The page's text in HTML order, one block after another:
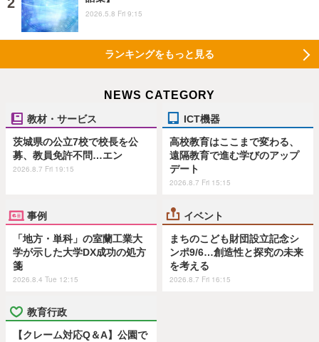
2026.5.8 Fri 9:15
ランキングをもっと見る
NEWS CATEGORY
教材・サービス
茨城県の公立7校で校長を公
募、教員免許不問…エン
2026.8.7 Fri 19:15
ICT機器
高校教育はここまで変わる、
遠隔教育で進む学びのアップ
デート
2026.8.7 Fri 15:15
事例
「地方・単科」の室蘭工業大
学が示した大学DX成功の処方
箋
2026.8.4 Tue 12:15
イベント
まちのこども財団設立記念シ
ンポ9/6…創造性と探究の未来
を考える
2026.8.7 Fri 16:15
教育行政
【クレーム対応Q＆A】公園で